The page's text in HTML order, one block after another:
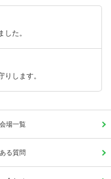
た。
します。
場一覧
る質問